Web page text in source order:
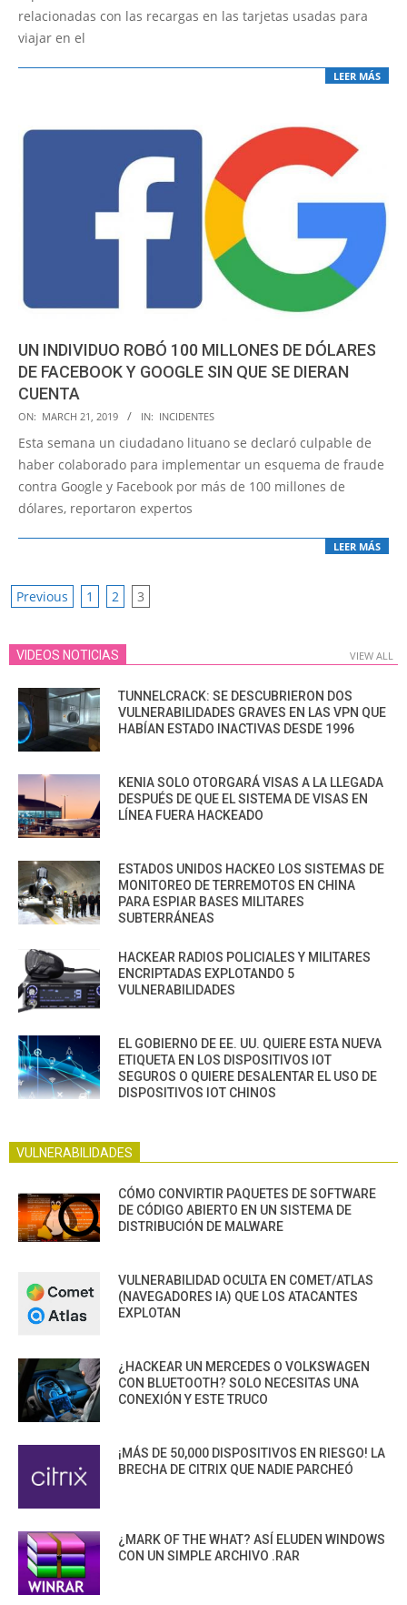
relacionadas con las recargas en las tarjetas usadas para
viajar en el
LEER MÁS
UN INDIVIDUO ROBÓ 100 MILLONES DE DÓLARES
DE FACEBOOK Y GOOGLE SIN QUE SE DIERAN
CUENTA
2019-
03-
21
ON: MARCH 21, 2019 IN: INCIDENTES
Esta semana un ciudadano lituano se declaró culpable de
haber colaborado para implementar un esquema de fraude
contra Google y Facebook por más de 100 millones de
dólares, reportaron expertos
LEER MÁS
POSTS
Previous 1 2 3
VIDEOS NOTICIAS VIEW ALL
TUNNELCRACK: SE DESCUBRIERON DOS
VULNERABILIDADES GRAVES EN LAS VPN QUE
HABÍAN ESTADO INACTIVAS DESDE 1996
KENIA SOLO OTORGARÁ VISAS A LA LLEGADA
DESPUÉS DE QUE EL SISTEMA DE VISAS EN
LÍNEA FUERA HACKEADO
ESTADOS UNIDOS HACKEO LOS SISTEMAS DE
MONITOREO DE TERREMOTOS EN CHINA
PARA ESPIAR BASES MILITARES
SUBTERRÁNEAS
HACKEAR RADIOS POLICIALES Y MILITARES
ENCRIPTADAS EXPLOTANDO 5
VULNERABILIDADES
EL GOBIERNO DE EE. UU. QUIERE ESTA NUEVA
ETIQUETA EN LOS DISPOSITIVOS IOT
SEGUROS O QUIERE DESALENTAR EL USO DE
DISPOSITIVOS IOT CHINOS
VULNERABILIDADES
CÓMO CONVIRTIR PAQUETES DE SOFTWARE
DE CÓDIGO ABIERTO EN UN SISTEMA DE
DISTRIBUCIÓN DE MALWARE
VULNERABILIDAD OCULTA EN COMET/ATLAS
(NAVEGADORES IA) QUE LOS ATACANTES
EXPLOTAN
¿HACKEAR UN MERCEDES O VOLKSWAGEN
CON BLUETOOTH? SOLO NECESITAS UNA
CONEXIÓN Y ESTE TRUCO
¡MÁS DE 50,000 DISPOSITIVOS EN RIESGO! LA
BRECHA DE CITRIX QUE NADIE PARCHEÓ
¿MARK OF THE WHAT? ASÍ ELUDEN WINDOWS
CON UN SIMPLE ARCHIVO .RAR